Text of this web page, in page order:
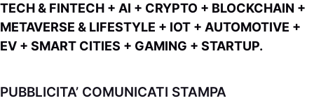
TECH & FINTECH + AI + CRYPTO + BLOCKCHAIN +
METAVERSE & LIFESTYLE + IOT + AUTOMOTIVE +
EV + SMART CITIES + GAMING + STARTUP.
PUBBLICITA’ COMUNICATI STAMPA